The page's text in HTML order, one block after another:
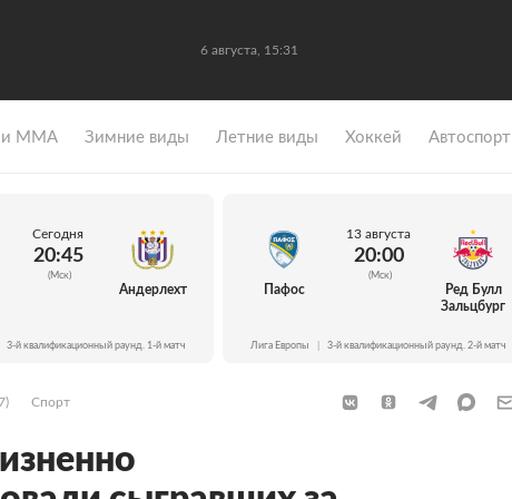
6 августа, 15:31
и ММА Зимние виды Летние виды Хоккей Автоспорт
Сегодня
20:45
(Мск)
Андерлехт
3-й квалификационный раунд. 1-й матч
Пафос
13 августа
20:00
(Мск)
Ред Булл
Зальцбург
Лига Европы 3-й квалификационный раунд. 2-й матч
Спорт